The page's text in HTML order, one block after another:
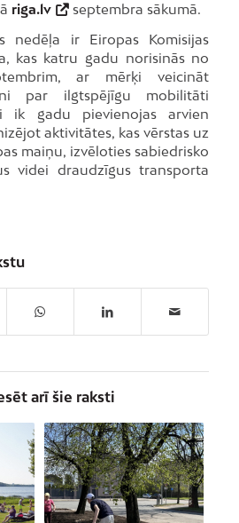
riga.lv
septembra sākumā.
nedēļa ir Eiropas Komisijas
kas katru gadu norisinās no
ar mērķi veicināt
par ilgtspējīgu mobilitāti
ik gadu pievienojas arvien
aktivitātes, kas vērstas uz
maiņu, izvēloties sabiedrisko
videi draudzīgus transporta
arī šie raksti